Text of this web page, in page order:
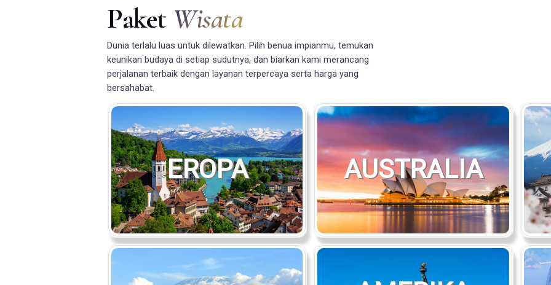
Paket Wisata
Dunia terlalu luas untuk dilewatkan. Pilih benua impianmu, temukan
keunikan budaya di setiap sudutnya, dan biarkan kami merancang
perjalanan terbaik dengan layanan terpercaya serta harga yang
bersahabat.
EROPA AUSTRALIA